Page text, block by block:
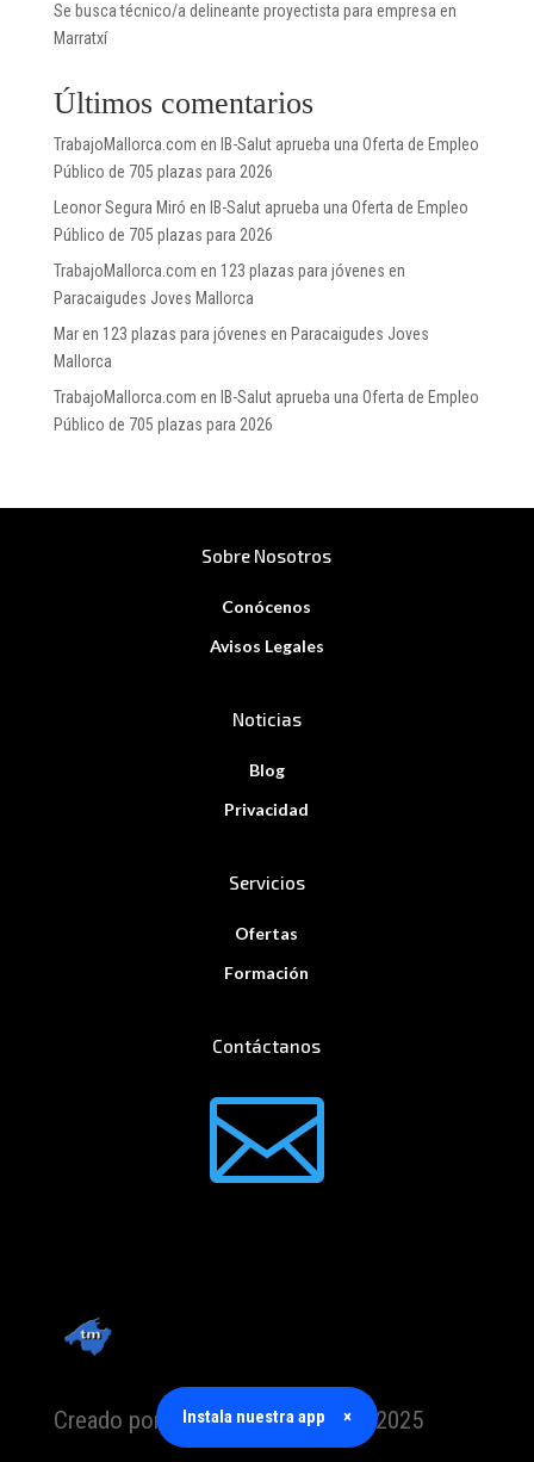
Se busca técnico/a delineante proyectista para empresa en
Marratxí
Últimos comentarios
TrabajoMallorca.com en IB-Salut aprueba una Oferta de Empleo
Público de 705 plazas para 2026
Leonor Segura Miró en IB-Salut aprueba una Oferta de Empleo
Público de 705 plazas para 2026
TrabajoMallorca.com en 123 plazas para jóvenes en
Paracaigudes Joves Mallorca
Maren 123 plazas para jóvenes en Paracaigudes Joves
Mallorca
TrabajoMallorca.com en IB-Salut aprueba una Oferta de Empleo
Público de 705 plazas para 2026
Sobre Nosotros
Conócenos
Avisos Legales
Noticias
Blog
Privacidad
Servicios
Ofertas
Formación
Contáctanos

Creado por TrabajoMallorca.com 2025
Instala nuestra app ×